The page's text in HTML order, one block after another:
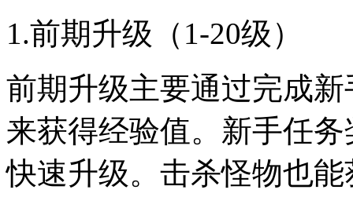
1.前期升级（1-20级）
前期升级主要通过完成
来获得经验值。新手任
快速升级。击杀怪物也